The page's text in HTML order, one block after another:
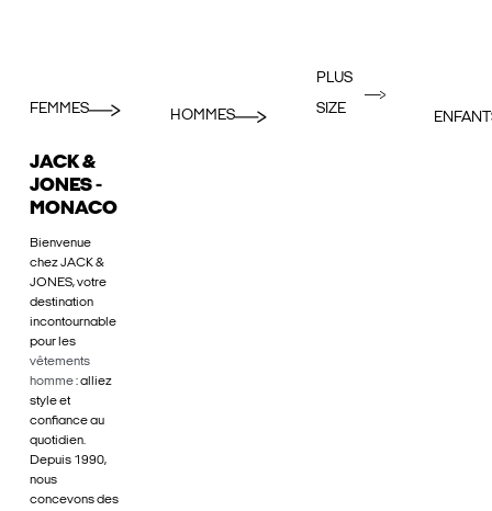
FEMMES HOMMES
PLUS
SIZE
JACK &
JONES -
MONACO
Bienvenue
chez JACK &
JONES, votre
destination
incontournable
pour les
vêtements
homme: alliez
style et
confiance au
quotidien.
Depuis 1990,
nous
concevons des